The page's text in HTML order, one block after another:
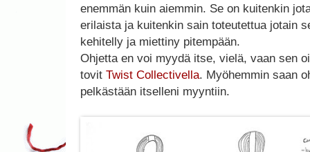
enemmän kuin aiemmin. Se on kuitenkin
erilaista ja kuitenkin sain toteutettua jotain
kehitelly ja miettiny pitempään.
Ohjetta en voi myydä itse, vielä, vaan sen
tovit Twist Collectivella. Myöhemmin saan
pelkästään itselleni myyntiin.